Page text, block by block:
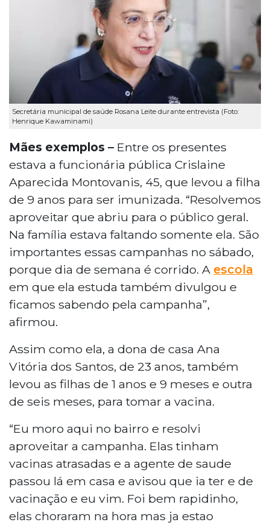
Secretária municipal de saúde Rosana Leite durante entrevista (Foto:
Henrique Kawaminami)
Mães exemplos – Entre os presentes
estava a funcionária pública Crislaine
Aparecida Montovanis, 45, que levou a filha
de 9 anos para ser imunizada. “Resolvemos
aproveitar que abriu para o público geral.
Na família estava faltando somente ela. São
importantes essas campanhas no sábado,
porque dia de semana é corrido. A escola
em que ela estuda também divulgou e
ficamos sabendo pela campanha”,
afirmou.
Assim como ela, a dona de casa Ana
Vitória dos Santos, de 23 anos, também
levou as filhas de 1 anos e 9 meses e outra
de seis meses, para tomar a vacina.
“Eu moro aqui no bairro e resolvi
aproveitar a campanha. Elas tinham
vacinas atrasadas e a agente de saude
passou lá em casa e avisou que ia ter e de
vacinação e eu vim. Foi bem rapidinho,
elas choraram na hora mas ja estao